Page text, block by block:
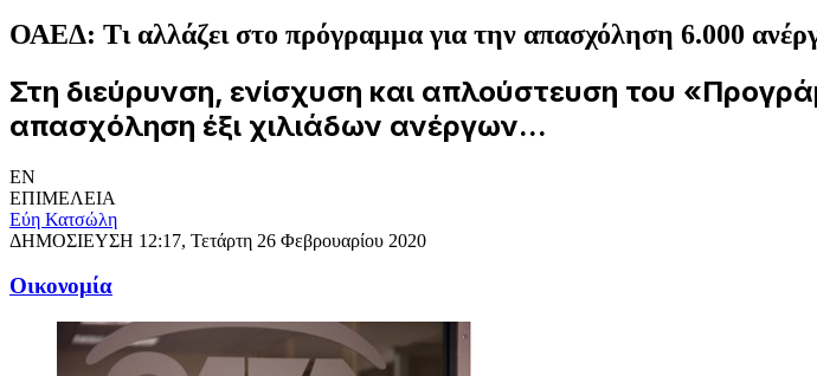
ΟΑΕΔ: Τι αλλάζει στο πρόγραμμα για την απασχόληση 6.000
Στη διεύρυνση, ενίσχυση και απλούστευση του
απασχόληση έξι χιλιάδων ανέργων...
EN
ΕΠΙΜΕΛΕΙΑ
Εύη Κατσώλη
ΔΗΜΟΣΙΕΥΣΗ 12:17, Τετάρτη 26 Φεβρουαρίου 2020
Oικονομία